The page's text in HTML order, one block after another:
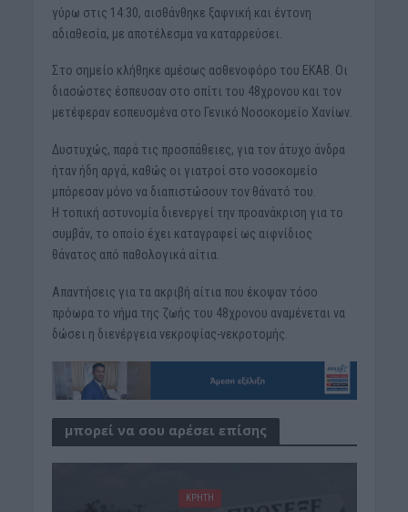
γύρω στις 14:30, αισθάνθηκε ξαφνική και έντονη
αδιαθεσία, με αποτέλεσμα να καταρρεύσει.
Στο σημείο κλήθηκε αμέσως ασθενοφόρο του ΕΚΑΒ. Οι
διασώστες έσπευσαν στο σπίτι του 48χρονου και τον
μετέφεραν εσπευσμένα στο Γενικό Νοσοκομείο Χανίων.
Δυστυχώς, παρά τις προσπάθειες, για τον άτυχο άνδρα
ήταν ήδη αργά, καθώς οι γιατροί στο νοσοκομείο
μπόρεσαν μόνο να διαπιστώσουν τον θάνατό του.
Η τοπική αστυνομία διενεργεί την προανάκριση για το
συμβάν, το οποίο έχει καταγραφεί ως αιφνίδιος
θάνατος από παθολογικά αίτια.
Απαντήσεις για τα ακριβή αίτια που έκοψαν τόσο
πρόωρα το νήμα της ζωής του 48χρονου αναμένεται να
δώσει η διενέργεια νεκροψίας-νεκροτομής.
μπορεί να σου αρέσει επίσης
ΚΡΗΤΗ